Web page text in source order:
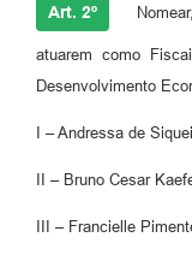
Art. 2º
atuarem como
Desenvolvimento
I – Andressa de
II – Bruno Cesar
III – Francielle